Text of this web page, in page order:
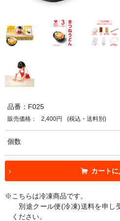
品番：F025
販売価格： 2,400円 (税込・送料別)
個数
カート
※こちらは冷凍商品です。
別途クール便(冷凍)送料を申し
ください。